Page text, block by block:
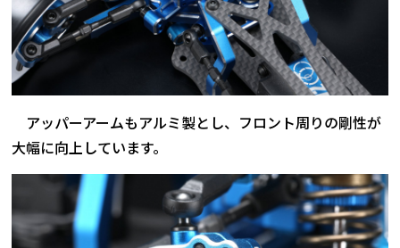
アッパーアームもアルミ製とし、フロント周りの剛性が
大幅に向上しています。